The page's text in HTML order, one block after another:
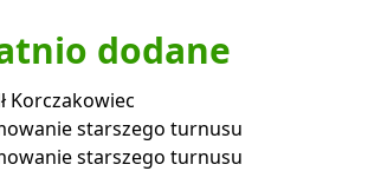
dodane
Korczakowiec
starszego turnusu
starszego turnusu